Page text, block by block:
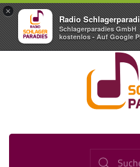
×
Radio
Schlagerparadies GmbH
kostenlos - Auf Google